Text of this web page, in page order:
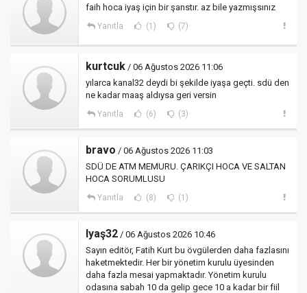
faih hoca iyaş için bir şanstır. az bile yazmışsınız
Yanıtla (1) (7)
kurtcuk / 06 Ağustos 2026 11:06
yılarca kanal32 deydi bi şekilde iyaşa geçti. sdü den
ne kadar maaş aldıysa geri versin
Yanıtla (6) (3)
bravo / 06 Ağustos 2026 11:03
SDÜ DE ATM MEMURU. ÇARIKÇI HOCA VE SALTAN
HOCA SORUMLUSU
Yanıtla (8) (1)
Iyaş32 / 06 Ağustos 2026 10:46
Sayın editör, Fatih Kurt bu övgülerden daha fazlasını
haketmektedir. Her bir yönetim kurulu üyesinden
daha fazla mesai yapmaktadır. Yönetim kurulu
odasına sabah 10 da gelip gece 10 a kadar bir fiil